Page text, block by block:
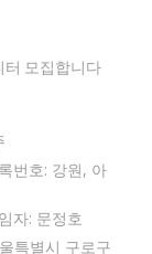
터 모집합니다
번호: 강원, 아
자: 문정호
특별시 구로구